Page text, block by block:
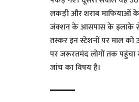
लकड़ी और शराब माफियाओं के
जंक्शन के आसपास के इलाके से
तस्कर इन स्टेशनों पर माल को
पर जरूरतमंद लोगों तक पहुंचा
जांच का विषय है।